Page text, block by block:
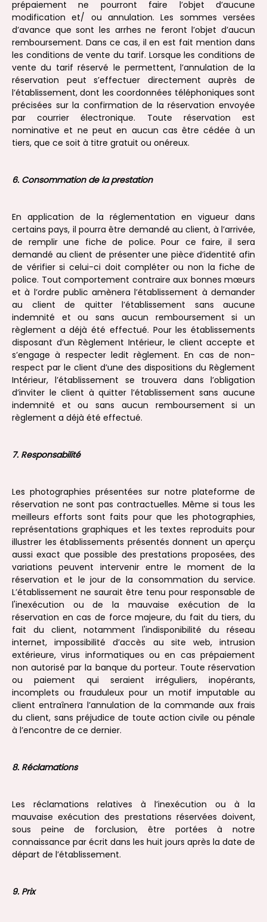
prépaiement ne pourront faire l’objet d’aucune
modification et/ ou annulation. Les sommes versées
d’avance que sont les arrhes ne feront l’objet d’aucun
remboursement. Dans ce cas, il en est fait mention dans
les conditions de vente du tarif. Lorsque les conditions de
vente du tarif réservé le permettent, l’annulation de la
réservation peut s’effectuer directement auprès de
l’établissement, dont les coordonnées téléphoniques sont
précisées sur la confirmation de la réservation envoyée
par courrier électronique. Toute réservation est
nominative et ne peut en aucun cas être cédée à un
tiers, que ce soit à titre gratuit ou onéreux.
6. Consommation de la prestation
En application de la réglementation en vigueur dans
certains pays, il pourra être demandé au client, à l’arrivée,
de remplir une fiche de police. Pour ce faire, il sera
demandé au client de présenter une pièce d’identité afin
de vérifier si celui-ci doit compléter ou non la fiche de
police. Tout comportement contraire aux bonnes mœurs
et à l’ordre public amènera l’établissement à demander
au client de quitter l’établissement sans aucune
indemnité et ou sans aucun remboursement si un
règlement a déjà été effectué. Pour les établissements
disposant d’un Règlement Intérieur, le client accepte et
s’engage à respecter ledit règlement. En cas de non-
respect par le client d’une des dispositions du Règlement
Intérieur, l’établissement se trouvera dans l’obligation
d’inviter le client à quitter l’établissement sans aucune
indemnité et ou sans aucun remboursement si un
règlement a déjà été effectué.
7. Responsabilité
Les photographies présentées sur notre plateforme de
réservation ne sont pas contractuelles. Même si tous les
meilleurs efforts sont faits pour que les photographies,
représentations graphiques et les textes reproduits pour
illustrer les établissements présentés donnent un aperçu
aussi exact que possible des prestations proposées, des
variations peuvent intervenir entre le moment de la
réservation et le jour de la consommation du service.
L’établissement ne saurait être tenu pour responsable de
l'inexécution ou de la mauvaise exécution de la
réservation en cas de force majeure, du fait du tiers, du
fait du client, notamment l'indisponibilité du réseau
internet, impossibilité d’accès au site web, intrusion
extérieure, virus informatiques ou en cas prépaiement
non autorisé par la banque du porteur. Toute réservation
ou paiement qui seraient irréguliers, inopérants,
incomplets ou frauduleux pour un motif imputable au
client entraînera l’annulation de la commande aux frais
du client, sans préjudice de toute action civile ou pénale
à l’encontre de ce dernier.
8. Réclamations
Les réclamations relatives à l’inexécution ou à la
mauvaise exécution des prestations réservées doivent,
sous peine de forclusion, être portées à notre
connaissance par écrit dans les huit jours après la date de
départ de l’établissement.
9. Prix